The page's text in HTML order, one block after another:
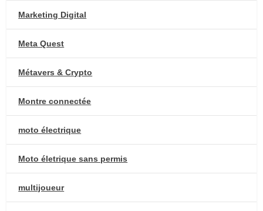
Marketing Digital
Meta Quest
Métavers & Crypto
Montre connectée
moto électrique
Moto életrique sans permis
multijoueur